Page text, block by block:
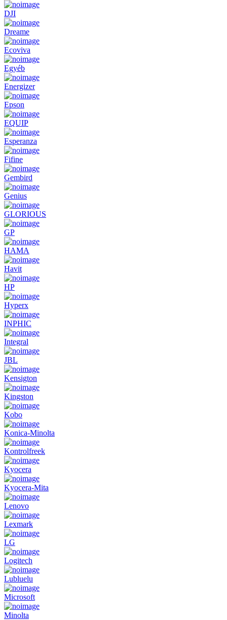
DJI
Dreame
Ecoviva
Egyéb
Energizer
Epson
EQUIP
Esperanza
Fifine
Gembird
Genius
GLORIOUS
GP
HAMA
Havit
HP
Hyperx
INPHIC
Integral
JBL
Kensigton
Kingston
Kobo
Konica-Minolta
Kontrolfreek
Kyocera
Kyocera-Mita
Lenovo
Lexmark
LG
Logitech
Lubluelu
Microsoft
Minolta